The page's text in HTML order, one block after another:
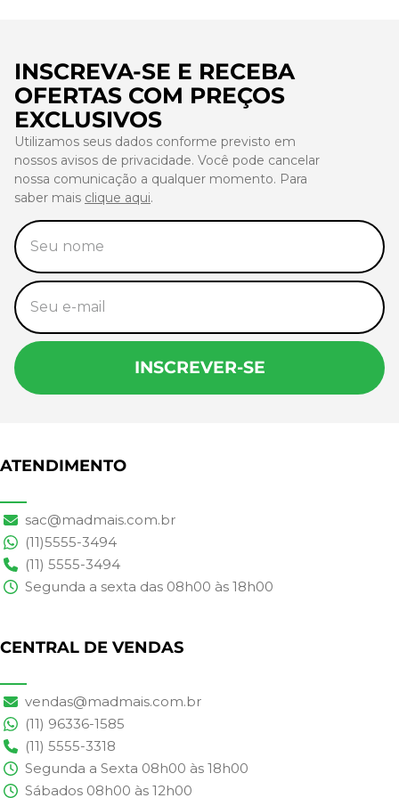
INSCREVA-SE E RECEBA
OFERTAS COM PREÇOS
EXCLUSIVOS
Utilizamos seus dados conforme previsto em
nossos avisos de privacidade. Você pode cancelar
nossa comunicação a qualquer momento. Para
saber mais clique aqui.
INSCREVER-SE
ATENDIMENTO
sac@madmais.com.br
(11)5555-3494
(11) 5555-3494
Segunda a sexta das 08h00 às 18h00
CENTRAL DE VENDAS
vendas@madmais.com.br
(11) 96336-1585
(11) 5555-3318
Segunda a Sexta 08h00 às 18h00
Sábados 08h00 às 12h00